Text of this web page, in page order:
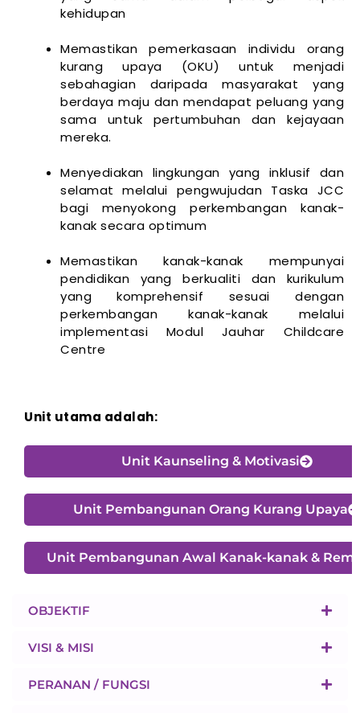
kehidupan
Memastikan pemerkasaan individu orang
kurang upaya (OKU) untuk menjadi
sebahagian daripada masyarakat yang
berdaya maju dan mendapat peluang yang
sama untuk pertumbuhan dan kejayaan
mereka.
Menyediakan lingkungan yang inklusif dan
selamat melalui pengwujudan Taska JCC
bagi menyokong perkembangan kanak-
kanak secara optimum
Memastikan kanak-kanak mempunyai
pendidikan yang berkualiti dan kurikulum
yang komprehensif sesuai dengan
perkembangan kanak-kanak melalui
implementasi Modul Jauhar Childcare
Centre
Unit utama adalah:
Unit Kaunseling & Motivasi
Unit Pembangunan Orang Kurang Upaya
Unit Pembangunan Awal Kanak-kanak &
OBJEKTIF
VISI & MISI
PERANAN / FUNGSI